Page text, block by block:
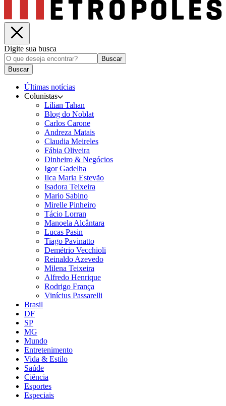
Digite sua busca
Buscar
Buscar
Últimas notícias
Colunistas
Lilian Tahan
Blog do Noblat
Carlos Carone
Andreza Matais
Claudia Meireles
Fábia Oliveira
Dinheiro & Negócios
Igor Gadelha
Ilca Maria Estevão
Isadora Teixeira
Mario Sabino
Mirelle Pinheiro
Tácio Lorran
Manoela Alcântara
Lucas Pasin
Tiago Pavinatto
Demétrio Vecchioli
Reinaldo Azevedo
Milena Teixeira
Alfredo Henrique
Rodrigo França
Vinícius Passarelli
Brasil
DF
SP
MG
Mundo
Entretenimento
Vida & Estilo
Saúde
Ciência
Esportes
Especiais